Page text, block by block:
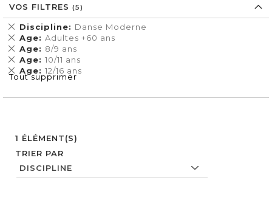
1 ÉLÉMENT(S)
TRIER PAR
VOS FILTRES
Discipline Danse Moderne
Supprimer
cet
Élément
Age Adultes +60 ans
Supprimer
cet
Élément
Age 8/9 ans
Supprimer
cet
Élément
Age 10/11 ans
Supprimer
cet
Élément
Age 12/16 ans
Supprimer
cet
Tout supprimer